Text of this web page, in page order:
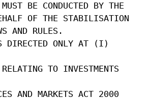
BE CONDUCTED BY THE
OF THE STABILISATION
AND RULES.
DIRECTED ONLY AT (I)
TO INVESTMENTS
AND MARKETS ACT 2000